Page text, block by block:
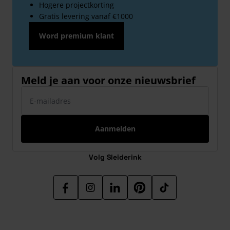
Hogere projectkorting
Gratis levering vanaf €1000
Word premium klant
Meld je aan voor onze nieuwsbrief
Aanmelden
Volg Sleiderink